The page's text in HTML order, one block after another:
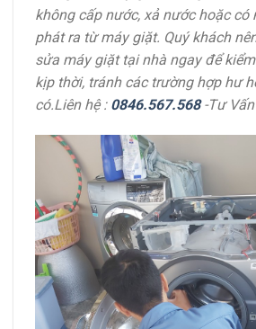
không cấp nước, xả nước hoặc có
phát ra từ máy giặt. Quý khách
sửa máy giặt tại nhà ngay để
kịp thời, tránh các trường hợp hư
có.Liên hệ : 0846.567.568-Tư